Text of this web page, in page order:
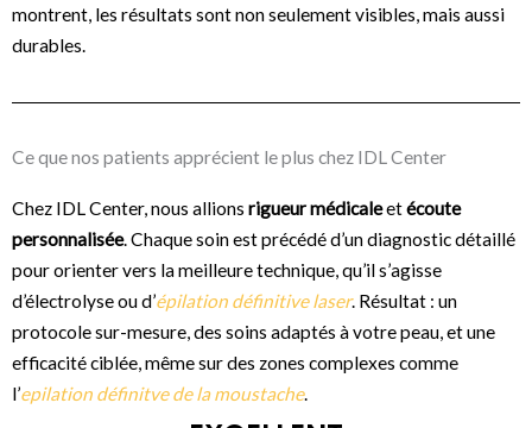
montrent, les résultats sont non seulement visibles, mais aussi
durables.
Ce que nos patients apprécient le plus chez IDL Center
Chez IDL Center, nous allions rigueur médicaleetécoute
personnalisée. Chaque soin est précédé d’un diagnostic détaillé
pour orienter vers la meilleure technique, qu’il s’agisse
d’électrolyse ou d’épilation définitive laser. Résultat : un
protocole sur-mesure, des soins adaptés à votre peau, et une
efficacité ciblée, même sur des zones complexes comme
l’epilation définitve de la moustache.